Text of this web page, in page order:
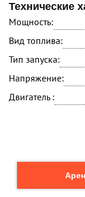
Технические
Мощность:
Вид топлива:
Тип запуска:
Напряжение:
Двигатель :